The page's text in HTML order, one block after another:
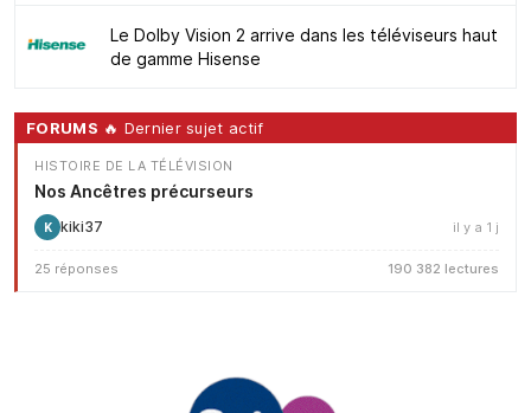
Le Dolby Vision 2 arrive dans les téléviseurs haut
de gamme Hisense
FORUMS 🔥 Dernier sujet actif
HISTOIRE DE LA TÉLÉVISION
Nos Ancêtres précurseurs
K kiki37 il y a 1 j
25 réponses 190 382 lectures